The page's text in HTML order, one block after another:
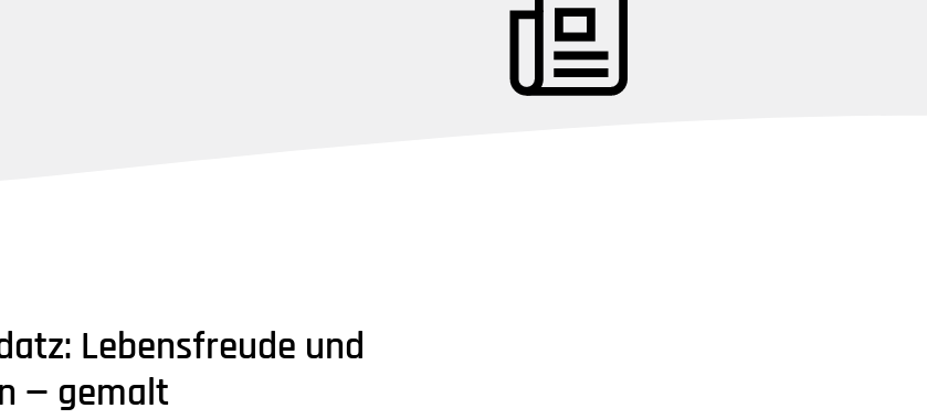
Lebensfreude und
— gemalt